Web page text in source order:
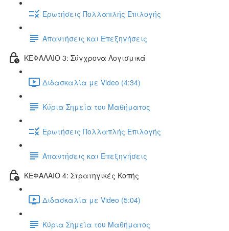
Ερωτήσεις Πολλαπλής Επιλογής
Απαντήσεις και Επεξηγήσεις
ΚΕΦΑΛΑΙΟ 3: Σύγχρονα Λογισμικά
Διδασκαλία με Video (4:34)
Κύρια Σημεία του Μαθήματος
Ερωτήσεις Πολλαπλής Επιλογής
Απαντήσεις και Επεξηγήσεις
ΚΕΦΑΛΑΙΟ 4: Στρατηγικές Κοπής
Διδασκαλία με Video (5:04)
Κύρια Σημεία του Μαθήματος